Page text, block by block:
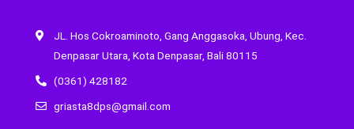
JL. Hos Cokroaminoto, Gang Anggasoka, Ubung, Kec.
Denpasar Utara, Kota Denpasar, Bali 80115
(0361) 428182
griasta8dps@gmail.com